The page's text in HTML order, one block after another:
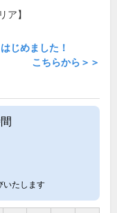
ア】
じめました！
こちらから＞＞
いたします